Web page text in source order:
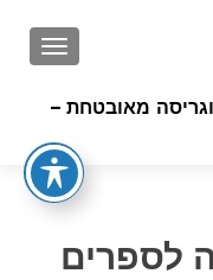
מאובטחת –
לספרים